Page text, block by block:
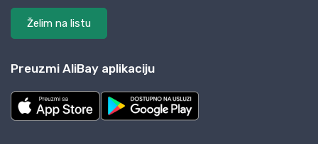
Želim na listu
Preuzmi AliBay aplikaciju